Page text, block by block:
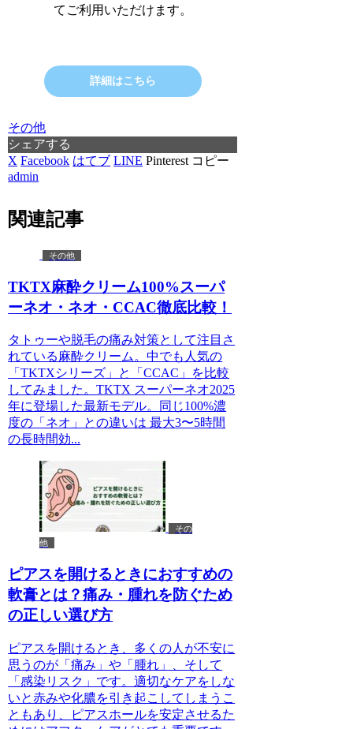
てご利用いただけます。
詳細はこちら
その他
シェアする
X Facebook はてブ LINE Pinterest コピー
admin
関連記事
その他
TKTX麻酔クリーム100%スーパ
ーネオ・ネオ・CCAC徹底比較！
タトゥーや脱毛の痛み対策として注目さ
れている麻酔クリーム。中でも人気の
「TKTXシリーズ」と「CCAC」を比較
してみました。TKTX スーパーネオ2025
年に登場した最新モデル。同じ100%濃
度の「ネオ」との違いは 最大3〜5時間
の長時間効...
その
他
ピアスを開けるときにおすすめの
軟膏とは？痛み・腫れを防ぐため
の正しい選び方
ピアスを開けるとき、多くの人が不安に
思うのが「痛み」や「腫れ」、そして
「感染リスク」です。適切なケアをしな
いと赤みや化膿を引き起こしてしまうこ
ともあり、ピアスホールを安定させるた